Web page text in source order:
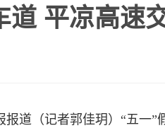
平凉高速
报道（记者郭佳玥）“五一